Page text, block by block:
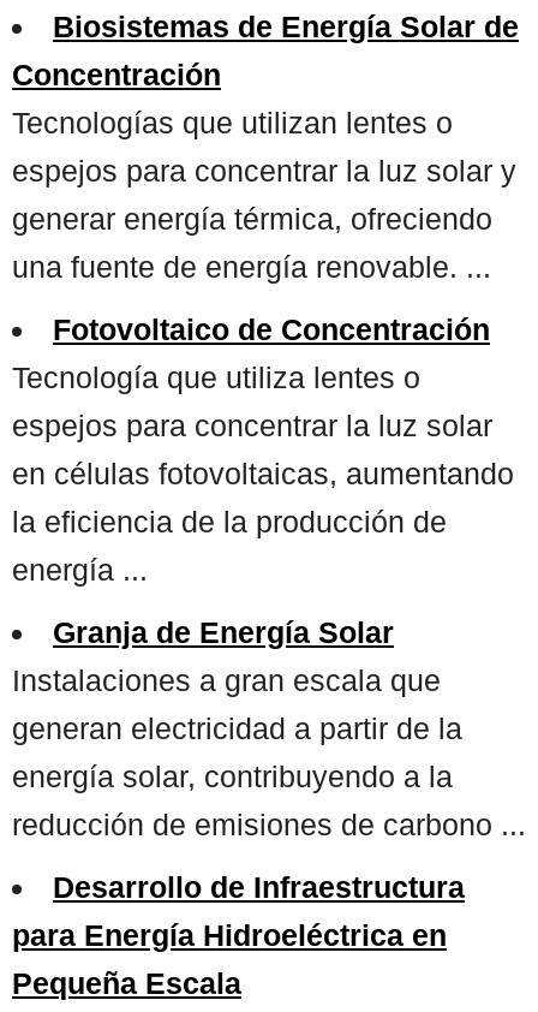
Biosistemas de Energía Solar de
Concentración
Tecnologías que utilizan lentes o
espejos para concentrar la luz solar y
generar energía térmica, ofreciendo
una fuente de energía renovable. ...
Fotovoltaico de Concentración
Tecnología que utiliza lentes o
espejos para concentrar la luz solar
en células fotovoltaicas, aumentando
la eficiencia de la producción de
energía ...
Granja de Energía Solar
Instalaciones a gran escala que
generan electricidad a partir de la
energía solar, contribuyendo a la
reducción de emisiones de carbono ...
Desarrollo de Infraestructura
para Energía Hidroeléctrica en
Pequeña Escala